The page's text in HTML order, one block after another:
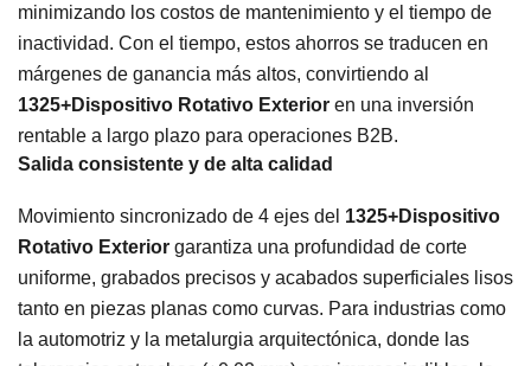
minimizando los costos de mantenimiento y el tiempo de
inactividad. Con el tiempo, estos ahorros se traducen en
márgenes de ganancia más altos, convirtiendo al
1325+Dispositivo Rotativo Exterior en una inversión
rentable a largo plazo para operaciones B2B.
Salida consistente y de alta calidad
Movimiento sincronizado de 4 ejes del 1325+Dispositivo
Rotativo Exterior garantiza una profundidad de corte
uniforme, grabados precisos y acabados superficiales lisos
tanto en piezas planas como curvas. Para industrias como
la automotriz y la metalurgia arquitectónica, donde las